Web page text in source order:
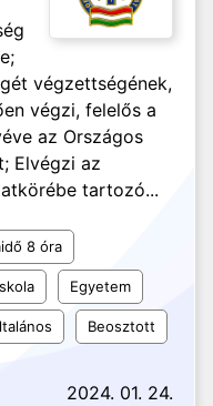
végzettségének,
végzi, felelős a
az Országos
Elvégzi az
tartozó...
8 óra
Egyetem
Beosztott
2024. 01. 24.